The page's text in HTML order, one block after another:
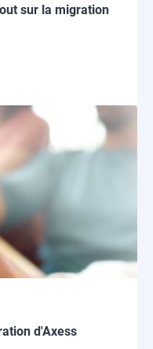
sur la migration
d'Axess